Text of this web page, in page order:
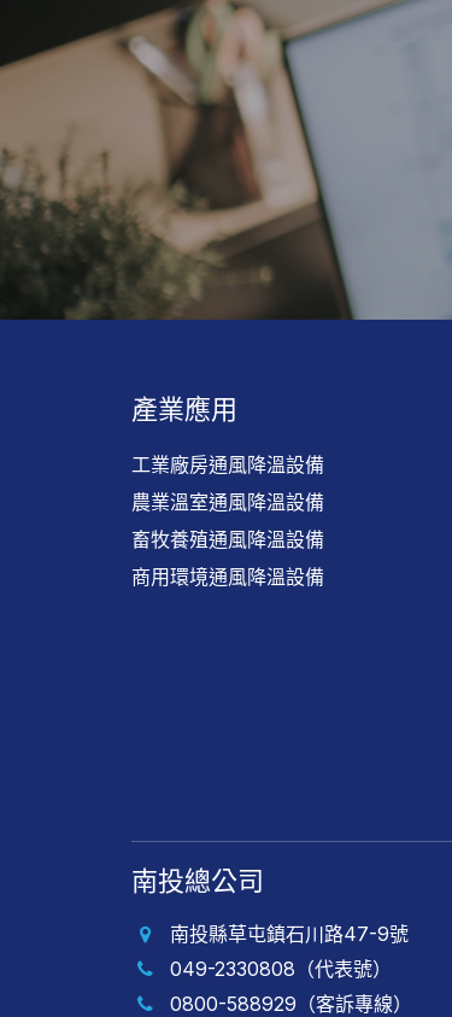
產業應用
工業廠房通風降溫設備
農業溫室通風降溫設備
畜牧養殖通風降溫設備
商用環境通風降溫設備
南投總公司
南投縣草屯鎮石川路47-9號
049-2330808（代表號）
0800-588929（客訴專線）